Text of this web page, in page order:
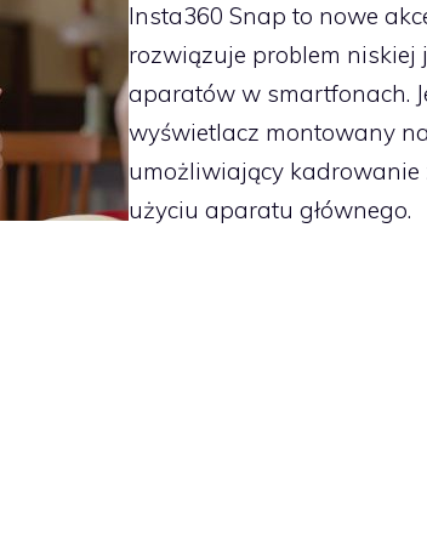
Insta360 Snap to nowe
rozwiązuje problem niskiej
aparatów w smartfonach.
wyświetlacz montowany
umożliwiający kadrowanie
użyciu aparatu głównego.